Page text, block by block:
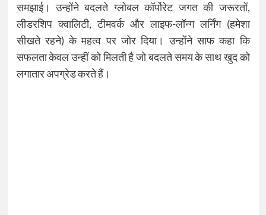
समझाई। उन्होंने बदलते ग्लोबल कॉर्पोरेट जगत की जरूरतों,
लीडरशिप क्वालिटी, टीमवर्क और लाइफ-लॉन्ग लर्निंग (हमेशा
सीखते रहने) के महत्व पर जोर दिया। उन्होंने साफ कहा कि
सफलता केवल उन्हीं को मिलती है जो बदलते समय के साथ खुद को
लगातार अपग्रेड करते हैं।